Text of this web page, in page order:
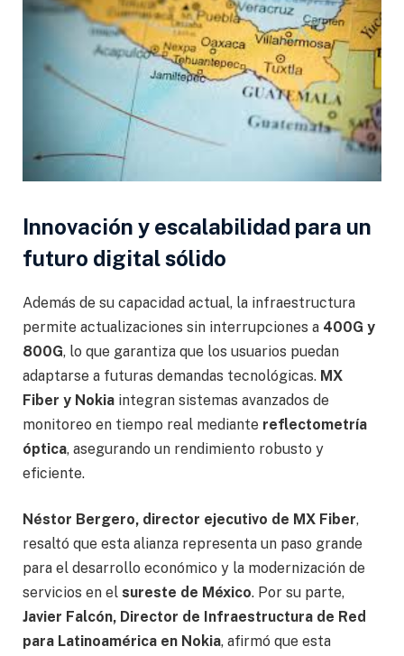
Innovación y escalabilidad para un
futuro digital sólido
Además de su capacidad actual, la infraestructura
permite actualizaciones sin interrupciones a 400G y
800G, lo que garantiza que los usuarios puedan
adaptarse a futuras demandas tecnológicas. MX
Fiber y Nokia integran sistemas avanzados de
monitoreo en tiempo real mediante reflectometría
óptica, asegurando un rendimiento robusto y
eficiente.
Néstor Bergero, director ejecutivo de MX Fiber,
resaltó que esta alianza representa un paso grande
para el desarrollo económico y la modernización de
servicios en el sureste de México. Por su parte,
Javier Falcón, Director de Infraestructura de Red
para Latinoamérica en Nokia, afirmó que esta